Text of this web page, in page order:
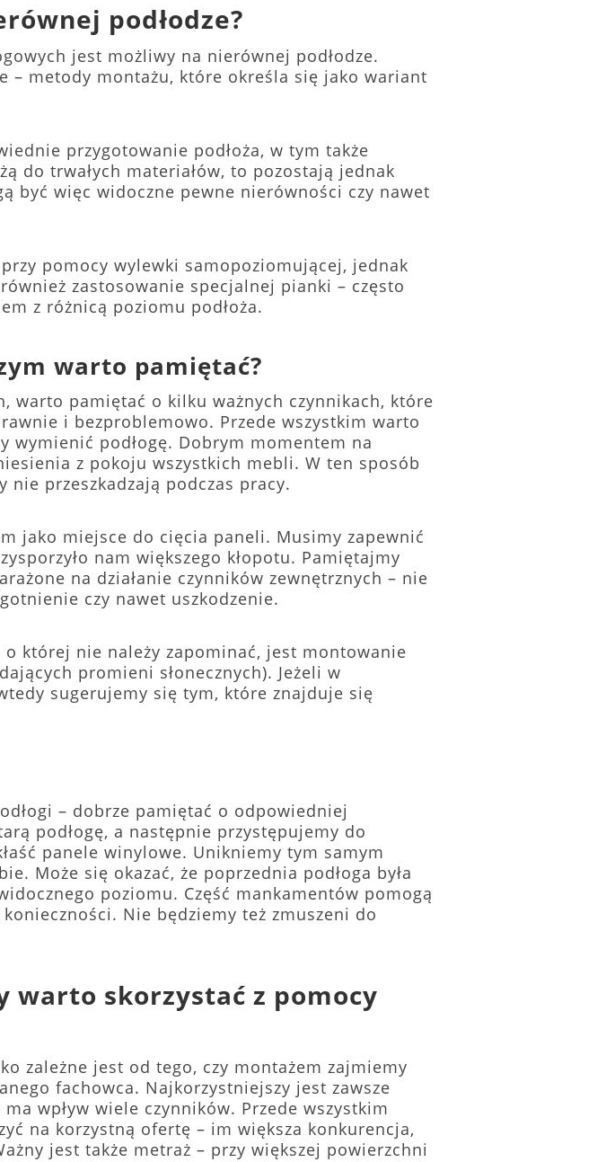
podłodze?
jest możliwy na nierównej podłodze.
– metody montażu, które określa się jako wariant
przygotowanie podłoża, w tym także
do trwałych materiałów, to pozostają jednak
być więc widoczne pewne nierówności czy nawet
pomocy wylewki samopoziomującej, jednak
zastosowanie specjalnej pianki – często
z różnicą poziomu podłoża.
warto pamiętać?
warto pamiętać o kilku ważnych czynnikach, które
i bezproblemowo. Przede wszystkim warto
wymienić podłogę. Dobrym momentem na
z pokoju wszystkich mebli. W ten sposób
nie przeszkadzają podczas pracy.
jako miejsce do cięcia paneli. Musimy zapewnić
nam większego kłopotu. Pamiętajmy
na działanie czynników zewnętrznych – nie
czy nawet uszkodzenie.
o której nie należy zapominać, jest montowanie
promieni słonecznych). Jeżeli w
sugerujemy się tym, które znajduje się
– dobrze pamiętać o odpowiedniej
podłogę, a następnie przystępujemy do
panele winylowe. Unikniemy tym samym
Może się okazać, że poprzednia podłoga była
poziomu. Część mankamentów pomogą
Nie będziemy też zmuszeni do
warto skorzystać z pomocy
zależne jest od tego, czy montażem zajmiemy
fachowca. Najkorzystniejszy jest zawsze
wpływ wiele czynników. Przede wszystkim
na korzystną ofertę – im większa konkurencja,
jest także metraż – przy większej powierzchni